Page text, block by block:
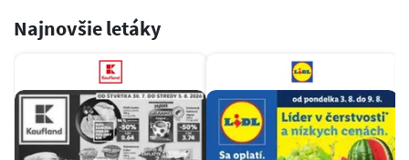
Najnovšie letáky